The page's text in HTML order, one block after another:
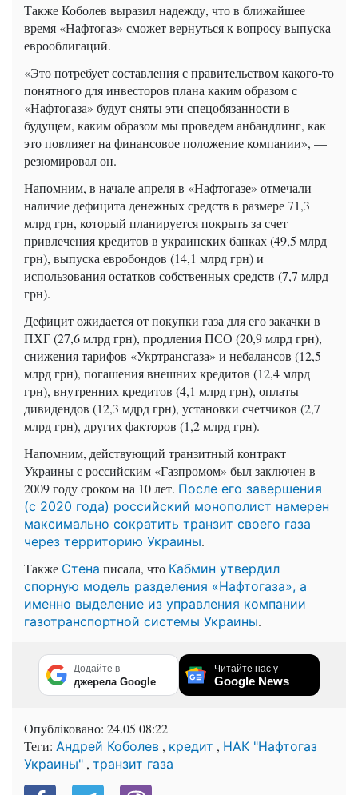
Также Коболев выразил надежду, что в ближайшее
время «Нафтогаз» сможет вернуться к вопросу выпуска
еврооблигаций.
«Это потребует составления с правительством какого-то
понятного для инвесторов плана каким образом с
«Нафтогаза» будут сняты эти спецобязанности в
будущем, каким образом мы проведем анбандлинг, как
это повлияет на финансовое положение компании», —
резюмировал он.
Напомним, в начале апреля в «Нафтогазе» отмечали
наличие дефицита денежных средств в размере 71,3
млрд грн, который планируется покрыть за счет
привлечения кредитов в украинских банках (49,5 млрд
грн), выпуска евробондов (14,1 млрд грн) и
использования остатков собственных средств (7,7 млрд
грн).
Дефицит ожидается от покупки газа для его закачки в
ПХГ (27,6 млрд грн), продления ПСО (20,9 млрд грн),
снижения тарифов «Укртрансгаза» и небалансов (12,5
млрд грн), погашения внешних кредитов (12,4 млрд
грн), внутренних кредитов (4,1 млрд грн), оплаты
дивидендов (12,3 мдрд грн), установки счетчиков (2,7
млрд грн), других факторов (1,2 млрд грн).
Напомним, действующий транзитный контракт
Украины с российским «Газпромом» был заключен в
2009 году сроком на 10 лет. После его завершения
(с 2020 года) российский монополист намерен
максимально сократить транзит своего газа
через территорию Украины.
Также Стена писала, что Кабмин утвердил
спорную модель разделения «Нафтогаза», а
именно выделение из управления компании
газотранспортной системы Украины.
Додайте в
джерела Google
Читайте нас у
Google News
Опубліковано: 24.05 08:22
Теги: Андрей Коболев , кредит , НАК "Нафтогаз
Украины" , транзит газа